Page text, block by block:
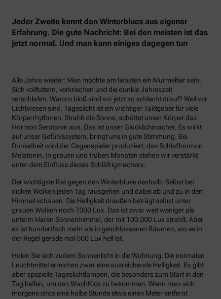
Jeder Zweite kennt den Winterblues aus eigener
Erfahrung. Die gute Nachricht: Bei den meisten ist das
jetzt normal. Und man kann einiges dagegen tun
Alle Jahre wieder: Man möchte am liebsten ein Murmeltier sein.
Sich vollfuttern, verkriechen und die dunkle Jahreszeit
verschlafen. Warum bloß sind wir jetzt so schlecht drauf? Weil wir
Lichtwesen sind. Tageslicht ist ein wichtiger Taktgeber für viele
Körperrhythmen. Strahlt die Sonne, schüttet unser Körper das
Hormon Serotonin aus. Das ist unser Glücklichmacher. Es wirkt
auf unser Gefühlssystem, bringt uns in gute Stimmung. Bei
Dunkelheit wird der Gegenspieler produziert, das Schlafhormon
Melatonin. In grauen und trüben Monaten stehen wir verstärkt
unter dem Einfluss dieses Schläfrigmachers.
Der wichtigste Rat gegen den Winterblues deshalb: Selbst bei
dicken Wolken jeden Tag rausgehen und dabei ab und zu in den
Himmel schauen. Die Helligkeit draußen beträgt selbst unter
grauen Wolken noch 7000 Lux. Das ist zwar weit weniger als
unterm klaren Sonnenhimmel, der mit 100.000 Lux strahlt. Aber
es ist hundertfach mehr als in geschlossenen Räumen, wo es in
der Regel gerade mal 500 Lux hell ist.
Holen Sie sich zudem Sonnenlicht in die Wohnung. Die normalen
Leuchtmittel erreichen zwar eine ausreichende Helligkeit. Es gibt
aber spezielle Tageslichtlampen, die besonders zum Start in den
Tag helfen, um den WachKick zu bekommen. Wenn man sich
morgens circa eine halbe Stunde etwa einen Meter entfernt